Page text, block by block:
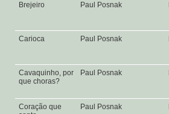
Brejeiro Paul Posnak
Carioca Paul Posnak
Cavaquinho, por
que choras?
Paul Posnak
Coração que
Paul Posnak